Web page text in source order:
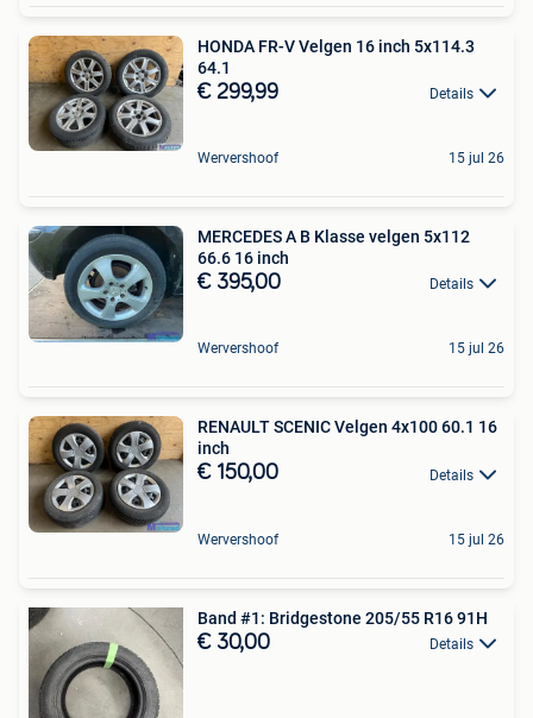
HONDA FR-V Velgen 16 inch 5x114.3
64.1
€ 299,99 Details
Wervershoof 15 jul 26
MERCEDES A B Klasse velgen 5x112
66.6 16 inch
€ 395,00 Details
Wervershoof 15 jul 26
RENAULT SCENIC Velgen 4x100 60.1 16
inch
€ 150,00 Details
Wervershoof 15 jul 26
Band #1: Bridgestone 205/55 R16 91H
€ 30,00 Details